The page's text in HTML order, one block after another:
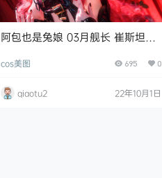
阿包也是兔娘 03月舰长 崔斯坦二
cos美图 695 0
qiaotu2 22年10月1日